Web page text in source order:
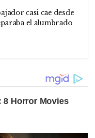
casi cae desde
el alumbrado